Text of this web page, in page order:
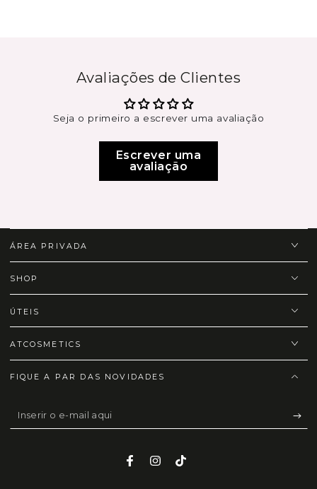
Avaliações de Clientes
Seja o primeiro a escrever uma avaliação
Escrever uma
avaliação
ÁREA PRIVADA
SHOP
ÚTEIS
ATCOSMETICS
FIQUE A PAR DAS NOVIDADES
Inserir
o
Facebook
Instagram
TikTok